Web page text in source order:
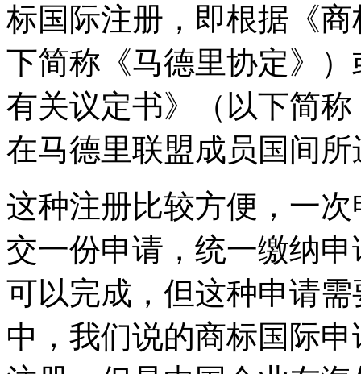
标国际注册，即根据《
下简称《马德里协定》
有关议定书》（以下简
在马德里联盟成员国间
这种注册比较方便，一
交一份申请，统一缴纳
可以完成，但这种申请
中，我们说的商标国际